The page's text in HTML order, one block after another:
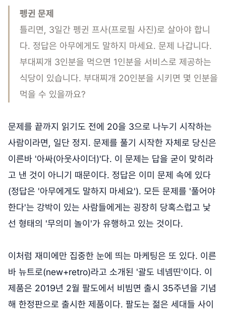
펭귄 문제
틀리면, 3일간 펭귄 프사(프로필 사진)로 살아야 합니
다. 정답은 아무에게도 말하지 마세요. 문제 나갑니다.
부대찌개 3인분을 먹으면 1인분을 서비스로 제공하는
식당이 있습니다. 부대찌개 20인분을 시키면 몇 인분을
먹을 수 있을까요?
문제를 끝까지 읽기도 전에 20을 3으로 나누기 시작하는
사람이라면, 일단 정지. 문제를 풀기 시작한 자체로 당신은
이른바 '아싸(아웃사이더)'다. 이 문제는 답을 굳이 맞히라
고 낸 것이 아니기 때문이다. 정답은 이미 문제 속에 있다
(정답은 '아무에게도 말하지 마세요'). 모든 문제를 '풀어야
한다'는 강박이 있는 사람들에게는 굉장히 당혹스럽고 낯
선 형태의 '무의미 놀이'가 유행하고 있는 것이다.
이처럼 재미에만 집중한 눈에 띄는 마케팅은 또 있다. 이른
바 뉴트로(new+retro)라고 소개된 '괄도 네넴띤'이다. 이
제품은 2019년 2월 팔도에서 비빔면 출시 35주년을 기념
해 한정판으로 출시한 제품이다. 팔도는 젊은 세대들 사이